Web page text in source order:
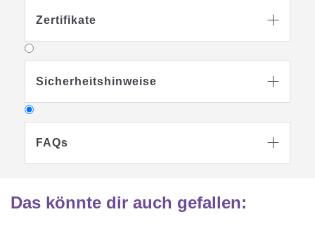
Zertifikate 
Sicherheitshinweise 
FAQs 
Das könnte dir auch gefallen: